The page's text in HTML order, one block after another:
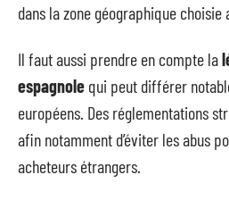
dans la zone géographique choisie
Il faut aussi prendre en compte la
espagnole qui peut différer
européens. Des réglementations
afin notamment d’éviter les abus
acheteurs étrangers.